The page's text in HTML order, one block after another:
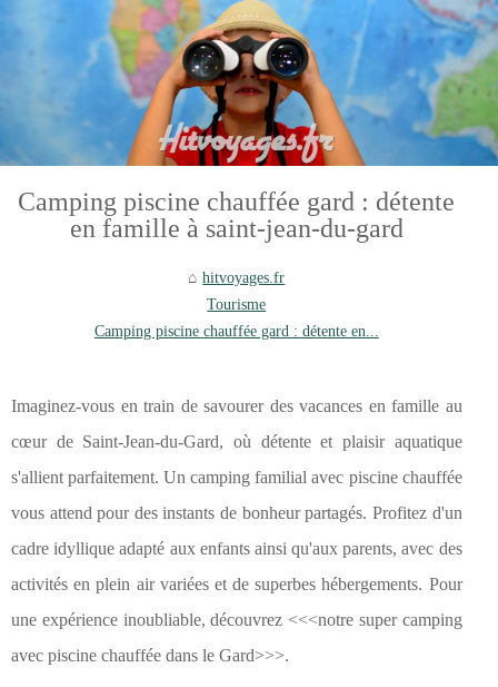
Camping piscine chauffée gard : détente
en famille à saint-jean-du-gard
hitvoyages.fr
Tourisme
Camping piscine chauffée gard : détente en...
Imaginez-vous en train de savourer des vacances en famille au
cœur de Saint-Jean-du-Gard, où détente et plaisir aquatique
s'allient parfaitement. Un camping familial avec piscine chauffée
vous attend pour des instants de bonheur partagés. Profitez d'un
cadre idyllique adapté aux enfants ainsi qu'aux parents, avec des
activités en plein air variées et de superbes hébergements. Pour
une expérience inoubliable, découvrez <<<notre super camping
avec piscine chauffée dans le Gard>>>.